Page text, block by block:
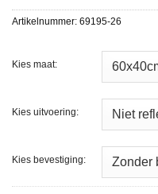
Artikelnummer: 69195-26
Kies maat:
Kies uitvoering:
Kies bevestiging: